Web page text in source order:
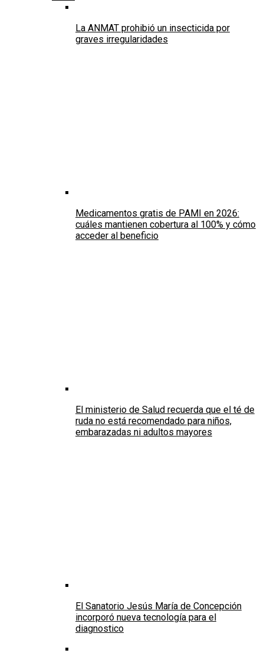
La ANMAT prohibió un insecticida por
graves irregularidades
Medicamentos gratis de PAMI en 2026:
cuáles mantienen cobertura al 100% y cómo
acceder al beneficio
El ministerio de Salud recuerda que el té de
ruda no está recomendado para niños,
embarazadas ni adultos mayores
El Sanatorio Jesús María de Concepción
incorporó nueva tecnología para el
diagnostico